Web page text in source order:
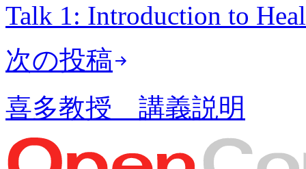
Talk 1: Introduction to
次の投稿
喜多教授 講義説明